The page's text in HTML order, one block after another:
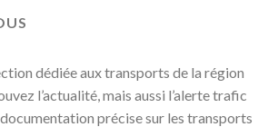
dédiée aux transports de la région
l’actualité, mais aussi l’alerte trafic
précise sur les transports